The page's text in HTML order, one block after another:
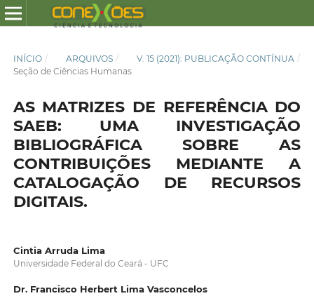
INÍCIO / ARQUIVOS / V. 15 (2021): PUBLICAÇÃO CONTÍNUA /
Seção de Ciências Humanas
AS MATRIZES DE REFERÊNCIA DO
SAEB: UMA INVESTIGAÇÃO
BIBLIOGRÁFICA SOBRE AS
CONTRIBUIÇÕES MEDIANTE A
CATALOGAÇÃO DE RECURSOS
DIGITAIS.
Cintia Arruda Lima
Universidade Federal do Ceará - UFC
Dr. Francisco Herbert Lima Vasconcelos